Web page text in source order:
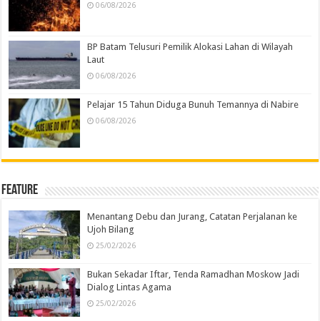
06/08/2026
BP Batam Telusuri Pemilik Alokasi Lahan di Wilayah
Laut
06/08/2026
Pelajar 15 Tahun Diduga Bunuh Temannya di Nabire
06/08/2026
Feature
Menantang Debu dan Jurang, Catatan Perjalanan ke
Ujoh Bilang
25/02/2026
Bukan Sekadar Iftar, Tenda Ramadhan Moskow Jadi
Dialog Lintas Agama
25/02/2026